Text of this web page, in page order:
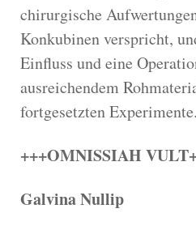
chirurgische
Konkubinen verspricht,
Einfluss und eine
ausreichendem
fortgesetzten Experimente.
+++OMNISSIAH
Galvina Nullip